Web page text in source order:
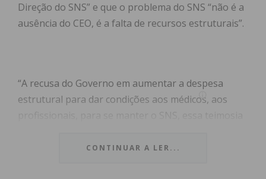
Direção do SNS” e que o problema do SNS “não é a
ausência do CEO, é a falta de recursos estruturais”.
“A recusa do Governo em aumentar a despesa
estrutural para dar condições aos médicos, aos
possibilidade do SNS dar resposta e manter
CONTINUAR A LER...